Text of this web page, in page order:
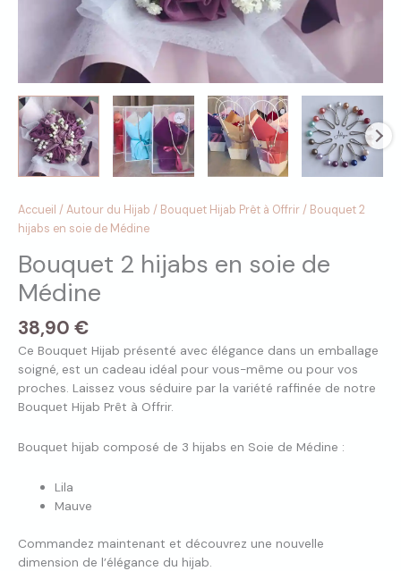
Accueil /Autour du Hijab / Bouquet Hijab Prêt à Offrir / Bouquet 2
hijabs en soie de Médine
Bouquet 2 hijabs en soie de
Médine
38,90 €
Ce Bouquet Hijab présenté avec élégance dans un emballage
soigné, est un cadeau idéal pour vous-même ou pour vos
proches. Laissez vous séduire par la variété raffinée de notre
Bouquet Hijab Prêt à Offrir.
Bouquet hijab composé de 3 hijabs en Soie de Médine :
Lila
Mauve
Commandez maintenant et découvrez une nouvelle
dimension de l’élégance du hijab.